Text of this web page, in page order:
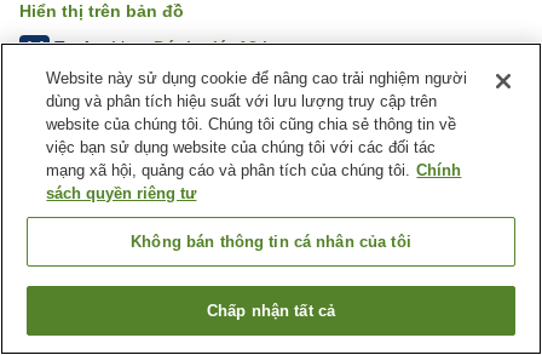
Hiển thị trên bản đồ
4.4 Tuyệt vời Đánh giá:13lượt
Tiện nghi chỗ nghỉ
Cafe Nhà bếp (dùng chung)
Trang chủ Nhật Bản Tỉnh Hiroshima
Thành phố Hiroshima
Tìm phòng trống
Website này sử dụng cookie để nâng cao trải nghiệm người
dùng và phân tích hiệu suất với lưu lượng truy cập trên
website của chúng tôi. Chúng tôi cũng chia sẻ thông tin về
việc bạn sử dụng website của chúng tôi với các đối tác
mạng xã hội, quảng cáo và phân tích của chúng tôi. Chính
sách quyền riêng tư
Không bán thông tin cá nhân của tôi
Chấp nhận tất cả